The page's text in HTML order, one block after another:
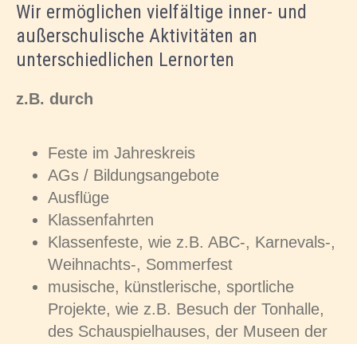
Wir ermöglichen vielfältige inner- und
außerschulische Aktivitäten an
unterschiedlichen Lernorten
z.B. durch
Feste im Jahreskreis
AGs / Bildungsangebote
Ausflüge
Klassenfahrten
Klassenfeste, wie z.B. ABC-, Karnevals-,
Weihnachts-, Sommerfest
musische, künstlerische, sportliche
Projekte, wie z.B. Besuch der Tonhalle,
des Schauspielhauses, der Museen der